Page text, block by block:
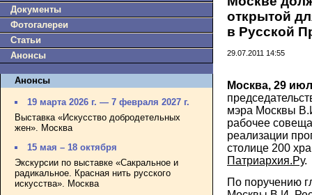
Документы
Фотогалереи
Статьи
Анонсы
Анонсы
19 марта 2026 г. — 7 февраля 2027 г.
Выставка «Искусство добродетельных
жен». Москва
15 мая – 18 октября
Экскурсии по выставке «Сакральное и
радикальное. Красная нить русского
искусства». Москва
открытой
в Русской
29.07.2011 14:55
Москва, 29
мэра Москвы
рабочее
реализации
столице 200
Патриархия.Ру.
По поручению